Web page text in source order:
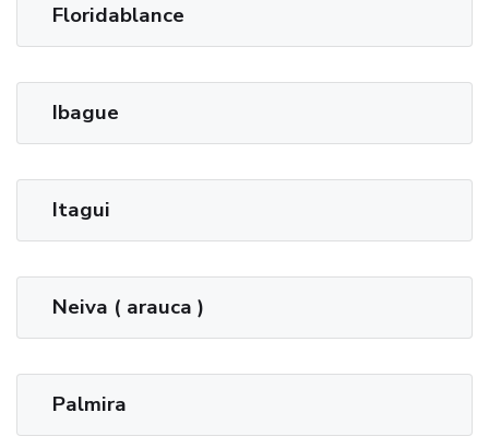
Floridablance
Ibague
Itagui
Neiva ( arauca )
Palmira